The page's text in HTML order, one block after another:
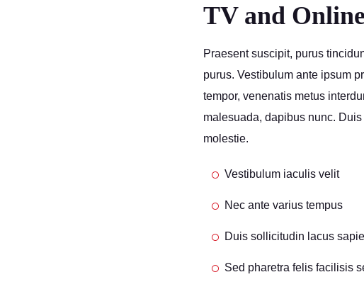
TV and Online
Praesent suscipit, purus
purus. Vestibulum ante ipsum
tempor, venenatis metus
malesuada, dapibus nunc.
molestie.
Vestibulum iaculis velit
Nec ante varius tempus
Duis sollicitudin lacus
Sed pharetra felis facilisis